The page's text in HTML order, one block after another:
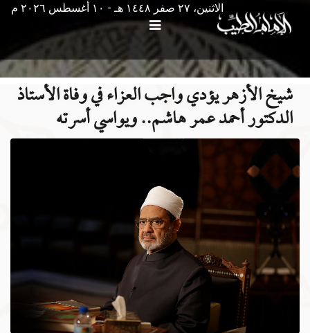
الاثنين، ٢٧ صفر ١٤٤٨ هـ - ۱۰ أغسطس ۲۰۲٦ م
شيخ الأزهر يؤدي واجب العزاء في وفاة الأستاذ
الدكتور أحمد عمر هاشم.. ويواسي أسرته